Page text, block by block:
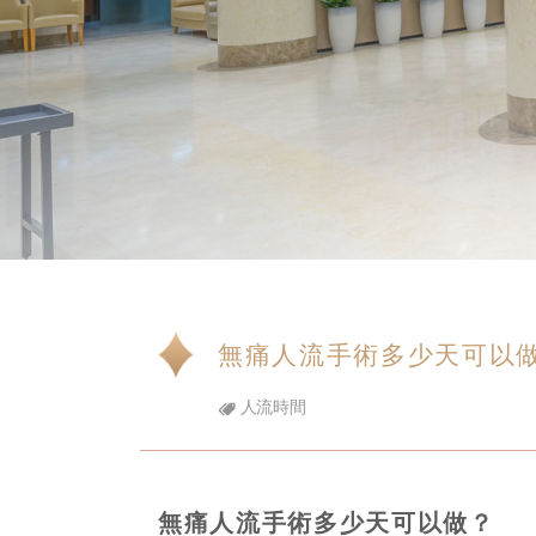
無痛人流手術多少天可以
人流時間
無痛人流手術多少天可以做？